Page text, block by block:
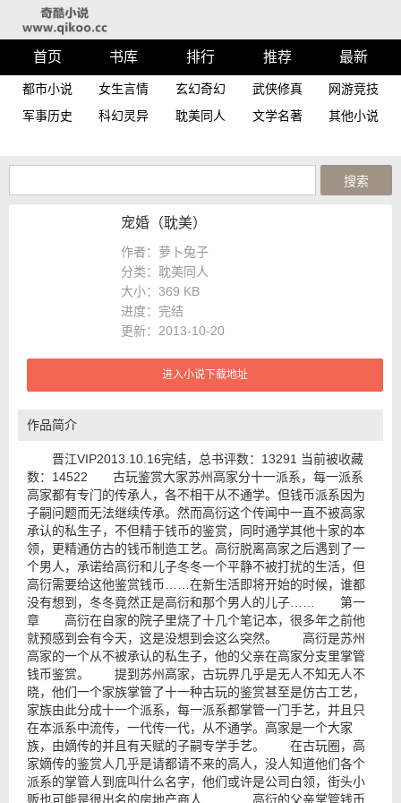
首页 书库 排行 推荐 最新
都市小说 女生言情 玄幻奇幻 武侠修真
网游竞技
军事历史
科幻灵异 耽美同人 文学名著 其他小说
宠婚（耽美）
作者：萝卜兔子
分类：耽美同人
大小： 369 KB
进度： 完结
更新：2013-10-20
进入小说下载地址
作品简介
晋江VIP2013.10.16完结，总书评数：13291 当前被收藏
数：14522 古玩鉴赏大家苏州高家分十一派系，每一派系
高家都有专门的传承人，各不相干从不通学。但钱币派系因为
子嗣问题而无法继续传承。然而高衍这个传闻中一直不被高家
承认的私生子，不但精于钱币的鉴赏，同时通学其他十家的本
领，更精通仿古的钱币制造工艺。高衍脱离高家之后遇到了一
个男人，承诺给高衍和儿子冬冬一个平静不被打扰的生活，但
高衍需要给这他鉴赏钱币……在新生活即将开始的时候，谁都
没有想到，冬冬竟然正是高衍和那个男人的儿子…… 第一
章 高衍在自家的院子里烧了十几个笔记本，很多年之前他
就预感到会有今天，这是没想到会这么突然。 高衍是苏州
高家的一个从不被承认的私生子，他的父亲在高家分支里掌管
钱币鉴赏。 提到苏州高家，古玩界几乎是无人不知无人不
晓，他们一个家族掌管了十一种古玩的鉴赏甚至是仿古工艺，
家族由此分成十一个派系，每一派系都掌管一门手艺，并且只
在本派系中流传，一代传一代，从不通学。高家是一个大家
族，由嫡传的并且有天赋的子嗣专学手艺。 在古玩圈，高
家嫡传的鉴赏人几乎是请都请不来的高人，没人知道他们各个
派系的掌管人到底叫什么名字，他们或许是公司白领，街头小
贩也可能是很出名的房地产商人…… 高衍的父亲掌管钱币